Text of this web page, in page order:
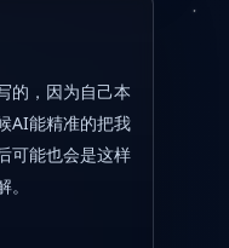
的，因为自己本
AI能精准的把我
可能也会是这样